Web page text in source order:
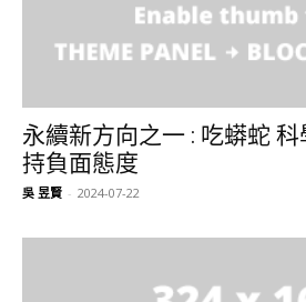
永續新方向之一 : 吃蟒蛇
持負面態度
吳 昱賢 - 2024-07-22